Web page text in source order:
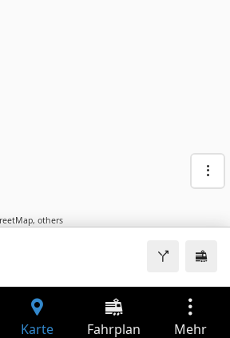
, others
Karte Fahrplan Mehr